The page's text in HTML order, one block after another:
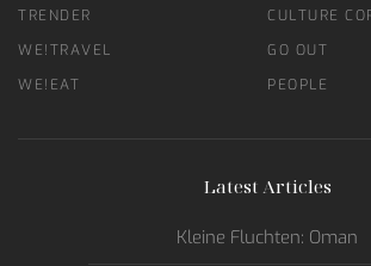
TRENDER
WE!TRAVEL
WE!EAT
CULTURE
GO OUT
PEOPLE
Latest Articles
Kleine Fluchten: Oman